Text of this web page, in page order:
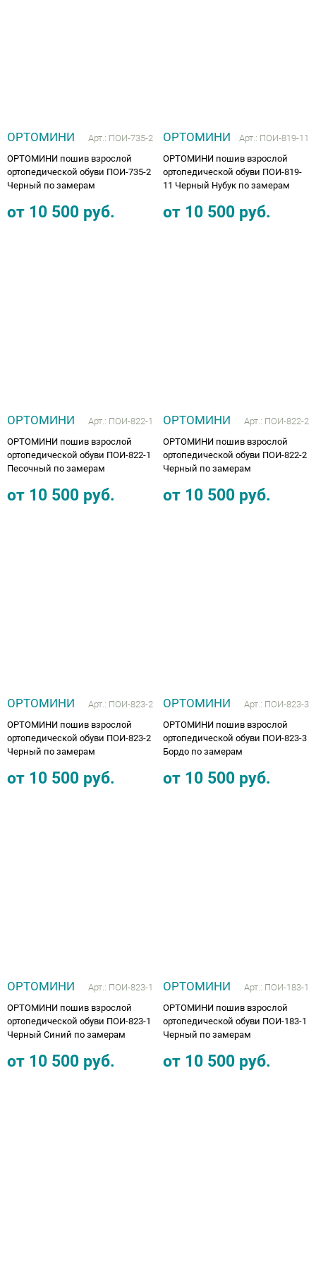
ОРТОМИНИ Арт.: ПОИ-735-2
ОРТОМИНИ пошив взрослой
ортопедической обуви ПОИ-735-2
Черный по замерам
от 10 500 руб.
ОРТОМИНИ Арт.: ПОИ-819-11
ОРТОМИНИ пошив взрослой
ортопедической обуви ПОИ-819-
11 Черный Нубук по замерам
от 10 500 руб.
ОРТОМИНИ Арт.: ПОИ-822-1
ОРТОМИНИ пошив взрослой
ортопедической обуви ПОИ-822-1
Песочный по замерам
от 10 500 руб.
ОРТОМИНИ Арт.: ПОИ-822-2
ОРТОМИНИ пошив взрослой
ортопедической обуви ПОИ-822-2
Черный по замерам
от 10 500 руб.
ОРТОМИНИ Арт.: ПОИ-823-2
ОРТОМИНИ пошив взрослой
ортопедической обуви ПОИ-823-2
Черный по замерам
от 10 500 руб.
ОРТОМИНИ Арт.: ПОИ-823-3
ОРТОМИНИ пошив взрослой
ортопедической обуви ПОИ-823-3
Бордо по замерам
от 10 500 руб.
ОРТОМИНИ Арт.: ПОИ-823-1
ОРТОМИНИ пошив взрослой
ортопедической обуви ПОИ-823-1
Черный Синий по замерам
от 10 500 руб.
ОРТОМИНИ Арт.: ПОИ-183-1
ОРТОМИНИ пошив взрослой
ортопедической обуви ПОИ-183-1
Черный по замерам
от 10 500 руб.
ОПОРЫ, ВЕРТИКАЛИЗАТОРЫ, Оборудование
для ЛФК
Одежда ортопедическая (адаптивная) для
инвалидов